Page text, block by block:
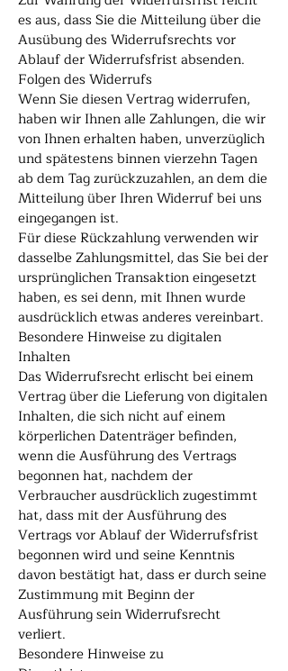
es aus, dass Sie die Mitteilung über die
Ausübung des Widerrufsrechts vor
Ablauf der Widerrufsfrist absenden.
Folgen des Widerrufs
Wenn Sie diesen Vertrag widerrufen,
haben wir Ihnen alle Zahlungen, die wir
von Ihnen erhalten haben, unverzüglich
und spätestens binnen vierzehn Tagen
ab dem Tag zurückzuzahlen, an dem die
Mitteilung über Ihren Widerruf bei uns
eingegangen ist.
Für diese Rückzahlung verwenden wir
dasselbe Zahlungsmittel, das Sie bei der
ursprünglichen Transaktion eingesetzt
haben, es sei denn, mit Ihnen wurde
ausdrücklich etwas anderes vereinbart.
Besondere Hinweise zu digitalen
Inhalten
Das Widerrufsrecht erlischt bei einem
Vertrag über die Lieferung von digitalen
Inhalten, die sich nicht auf einem
körperlichen Datenträger befinden,
wenn die Ausführung des Vertrags
begonnen hat, nachdem der
Verbraucher ausdrücklich zugestimmt
hat, dass mit der Ausführung des
Vertrags vor Ablauf der Widerrufsfrist
begonnen wird und seine Kenntnis
davon bestätigt hat, dass er durch seine
Zustimmung mit Beginn der
Ausführung sein Widerrufsrecht
verliert.
Besondere Hinweise zu